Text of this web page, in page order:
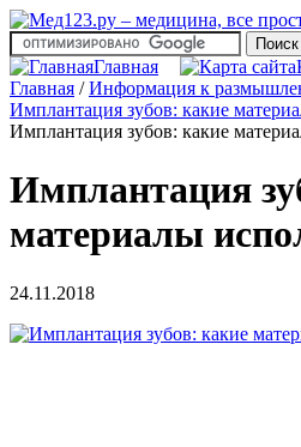
Главная
Главная /Информация к
Имплантация зубов: какие
Имплантация зубов: какие
Имплантация
материалы
24.11.2018